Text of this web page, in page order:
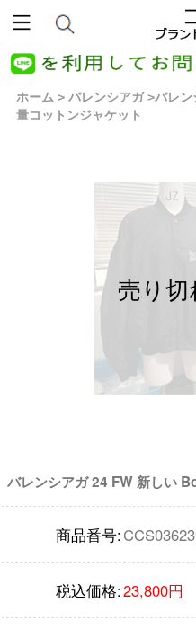
ホーム > バレンシアガ >バレ
量コットンジャケット
バレンシアガ 24 FW 新しい
商品番号:
税込価格:23,800円